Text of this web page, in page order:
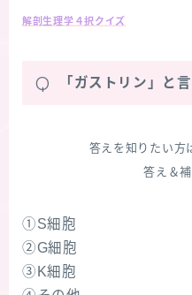
解剖生理学４択クイズ
Q 「ガストリン」と
答えを知りたい方
答え＆
①S細胞
②G細胞
③K細胞